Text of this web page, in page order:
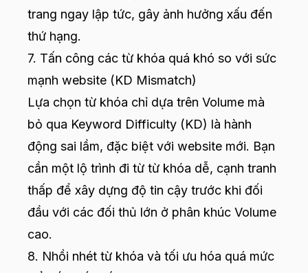
trang ngay lập tức, gây ảnh hưởng xấu đến
thứ hạng.
7. Tấn công các từ khóa quá khó so với sức
mạnh website (KD Mismatch)
Lựa chọn từ khóa chỉ dựa trên Volume mà
bỏ qua Keyword Difficulty (KD) là hành
động sai lầm, đặc biệt với website mới. Bạn
cần một lộ trình đi từ từ khóa dễ, cạnh tranh
thấp để xây dựng độ tin cậy trước khi đối
đầu với các đối thủ lớn ở phân khúc Volume
cao.
8. Nhồi nhét từ khóa và tối ưu hóa quá mức